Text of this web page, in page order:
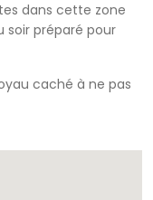
dans cette zone
soir préparé pour
caché à ne pas